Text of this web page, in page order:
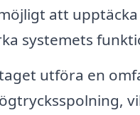
att upptäcka
systemets
utföra en